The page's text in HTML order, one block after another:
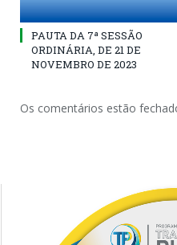
PAUTA DA 7ª SESSÃO
ORDINÁRIA, DE 21 DE
NOVEMBRO DE 2023
Os comentários estão